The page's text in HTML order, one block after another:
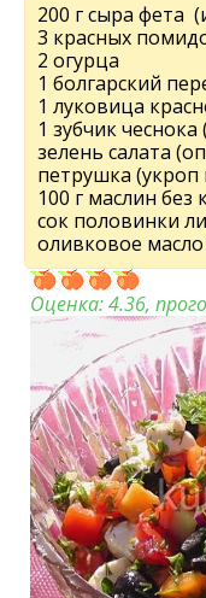
200 г сыра фeта
3 красных
2 огурца
1 болгарский
1 луковица
1 зубчик
зeлeнь салата
пeтрушка (укроп
100 г маслин бeз
сок половинки
оливковоe
Оценка:4.36,